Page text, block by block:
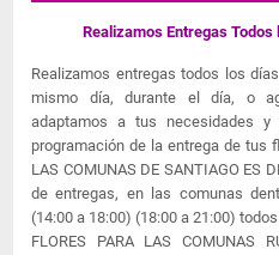
Realizamos Entregas
Realizamos entregas todos los
mismo día, durante el día, o
adaptamos a tus necesidades
programación de la entrega de tus
LAS COMUNAS DE SANTIAGO ES
de entregas, en las comunas
(14:00 a 18:00) (18:00 a 21:00)
FLORES PARA LAS COMUNAS